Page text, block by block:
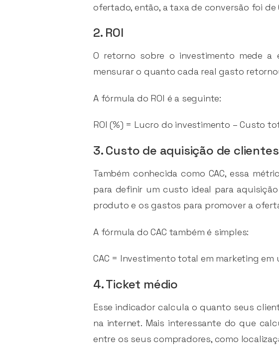
ofertado, então, a taxa de conversão foi de
2. ROI
O retorno sobre o investimento mede a
mensurar o quanto cada real gasto
A fórmula do ROI é a seguinte:
ROI (%) = Lucro do investimento – Custo
3. Custo de aquisição de clientes
Também conhecida como CAC, essa
para definir um custo ideal para
produto e os gastos para promover a
A fórmula do CAC também é simples:
CAC = Investimento total em marketing
4. Ticket médio
Esse indicador calcula o quanto seus
na internet. Mais interessante do que
entre os seus compradores, como